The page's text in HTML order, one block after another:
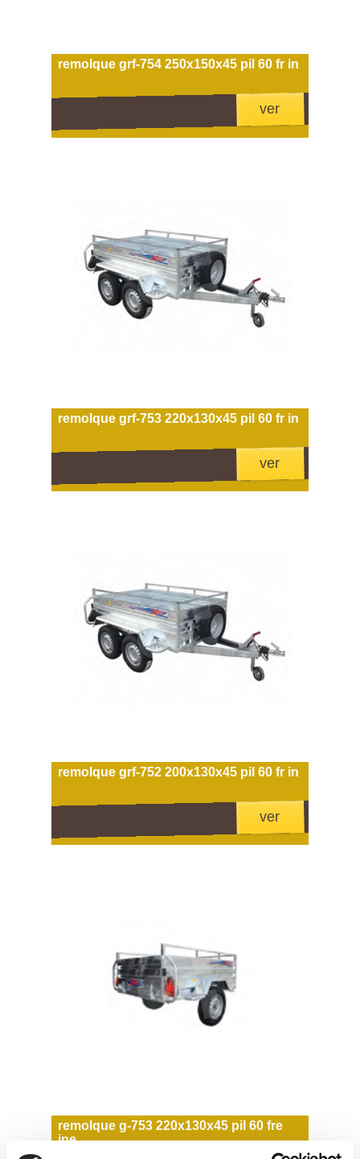
remolque grf-754 250x150x45 pil 60 fr in
ver
remolque grf-753 220x130x45 pil 60 fr in
ver
remolque grf-752 200x130x45 pil 60 fr in
ver
remolque g-753 220x130x45 pil 60 fre
ine